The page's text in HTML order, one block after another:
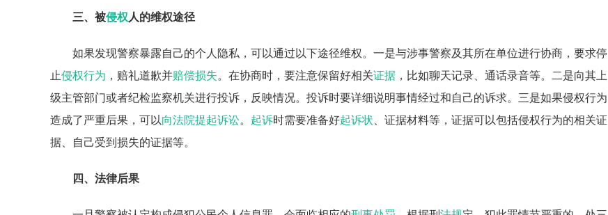
三、被侵权 人的维权途径
如果发现警察暴露自己的个人隐私，可以通过以下途径维权。一是与涉事警察及其所在单位进行协商，要求停
止侵权行为 ，赔礼道歉并赔偿损失。在协商时，要注意保留好相关证据 ，比如聊天记录、通话录音等。二是向其上
级主管部门或者纪检监察机关进行投诉，反映情况。投诉时要详细说明事情经过和自己的诉求。三是如果侵权行为
造成了严重后果，可以向法院提起诉讼。 起诉时需要准备好起诉状 、证据材料等，证据可以包括侵权行为的相关证
据、自己受到损失的证据等。
四、法律后果